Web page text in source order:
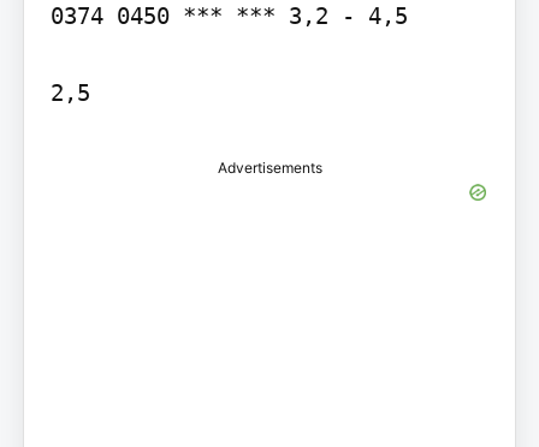
0374 0450 *** *** 3,2 - 4,5
2,5
Advertisements